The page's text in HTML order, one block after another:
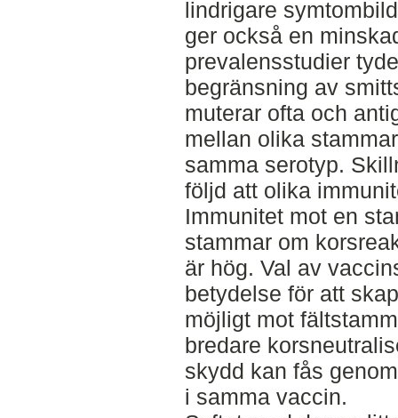
lindrigare
ger också en
prevalensstudier
begränsning av
muterar ofta och
mellan olika
samma serotyp.
följd att olika
Immunitet mot en
stammar om
är hög. Val av
betydelse för att
möjligt mot
bredare
skydd kan fås
i samma vaccin.